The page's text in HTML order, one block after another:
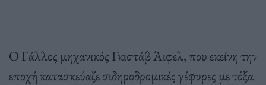
Ο Γάλλος μηχανικός Γκιστάβ Άιφελ, που εκείνη την
εποχή κατασκεύαζε σιδηροδρομικές γέφυρες με τόξα